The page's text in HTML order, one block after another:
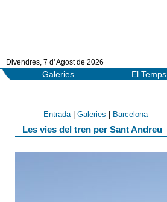
Divendres, 7 d' Agost de 2026
Galeries El Temps
Entrada|Galeries Barcelona
Les vies del tren per Sant Andreu